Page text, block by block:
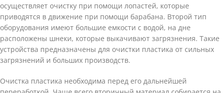
осуществляет очистку при помощи лопастей, которые
приводятся в движение при помощи барабана. Второй тип
оборудования имеют большие емкости с водой, на дне
расположены шнеки, которые выкачивают загрязнения. Такие
устройства предназначены для очистки пластика от сильных
загрязнений и больших производств.
Очистка пластика необходима перед его дальнейшей